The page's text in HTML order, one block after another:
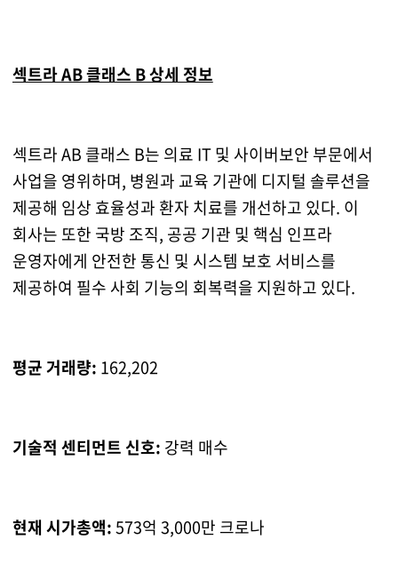
섹트라 AB 클래스 B 상세 정보
섹트라 AB 클래스 B는 의료 IT 및 사이버보안 부문에서
사업을 영위하며, 병원과 교육 기관에 디지털 솔루션을
제공해 임상 효율성과 환자 치료를 개선하고 있다. 이
회사는 또한 국방 조직, 공공 기관 및 핵심 인프라
운영자에게 안전한 통신 및 시스템 보호 서비스를
제공하여 필수 사회 기능의 회복력을 지원하고 있다.
평균 거래량: 162,202
기술적 센티먼트 신호: 강력 매수
현재 시가총액:573억 3,000만 크로나